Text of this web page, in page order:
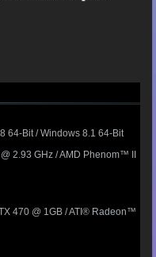
64-Bit / Windows 8.1 64-Bit
2.93 GHz / AMD Phenom™ II
470 @ 1GB / ATI® Radeon™